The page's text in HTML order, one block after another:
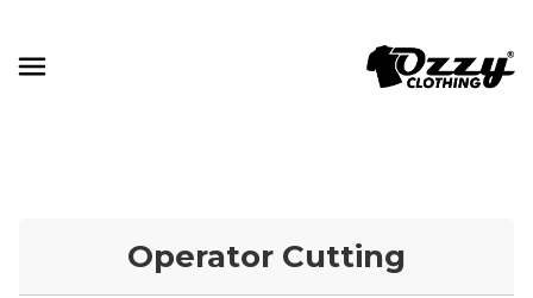
Operator Cutting